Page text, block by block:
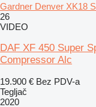
Gardner Denver XK18
26
VIDEO
DAF XF 450 Super
Compressor Alc
19.900 € Bez PDV-a
Tegljač
2020